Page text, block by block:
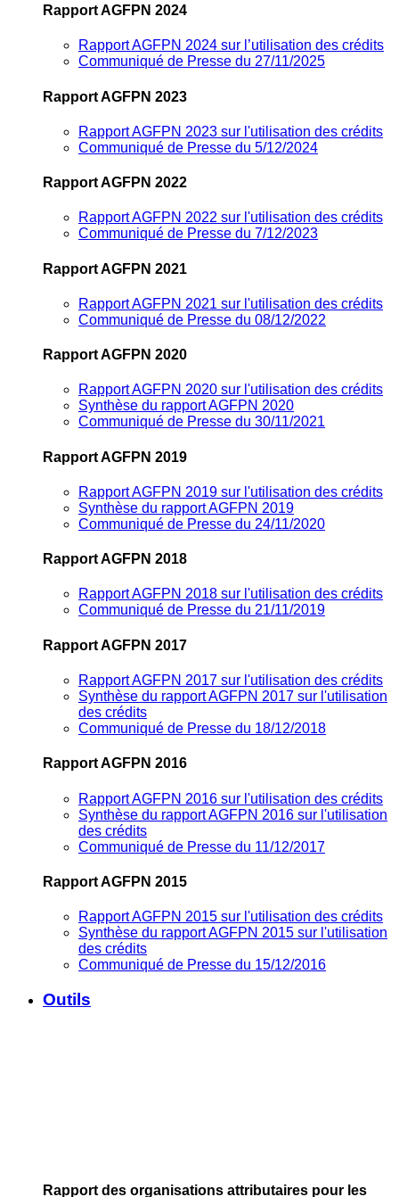
Rapport AGFPN 2024
Rapport AGFPN 2024 sur l’utilisation des crédits
Communiqué de Presse du 27/11/2025
Rapport AGFPN 2023
Rapport AGFPN 2023 sur l'utilisation des crédits
Communiqué de Presse du 5/12/2024
Rapport AGFPN 2022
Rapport AGFPN 2022 sur l'utilisation des crédits
Communiqué de Presse du 7/12/2023
Rapport AGFPN 2021
Rapport AGFPN 2021 sur l'utilisation des crédits
Communiqué de Presse du 08/12/2022
Rapport AGFPN 2020
Rapport AGFPN 2020 sur l'utilisation des crédits
Synthèse du rapport AGFPN 2020
Communiqué de Presse du 30/11/2021
Rapport AGFPN 2019
Rapport AGFPN 2019 sur l'utilisation des crédits
Synthèse du rapport AGFPN 2019
Communiqué de Presse du 24/11/2020
Rapport AGFPN 2018
Rapport AGFPN 2018 sur l'utilisation des crédits
Communiqué de Presse du 21/11/2019
Rapport AGFPN 2017
Rapport AGFPN 2017 sur l'utilisation des crédits
Synthèse du rapport AGFPN 2017 sur l'utilisation
des crédits
Communiqué de Presse du 18/12/2018
Rapport AGFPN 2016
Rapport AGFPN 2016 sur l'utilisation des crédits
Synthèse du rapport AGFPN 2016 sur l'utilisation
des crédits
Communiqué de Presse du 11/12/2017
Rapport AGFPN 2015
Rapport AGFPN 2015 sur l'utilisation des crédits
Synthèse du rapport AGFPN 2015 sur l'utilisation
des crédits
Communiqué de Presse du 15/12/2016
Outils
Rapport des organisations attributaires pour les